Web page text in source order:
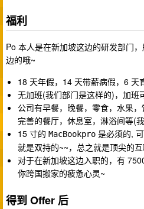
福利
Po 本人是在新加坡这边的研发部门
边的哦~
18 天年假，14 天带薪病假，6 天
无加班(我们部门是这样的)，加班
公司有早餐，晚餐，零食，水果
完善的餐厅，休息室，淋浴间等(
15 寸的 MacBookpro 是必须的,
就是双持的~~，总之就是顶尖的
对于在新加坡这边入职的，有
你跨国搬家的疲惫心灵~
得到 Offer 后